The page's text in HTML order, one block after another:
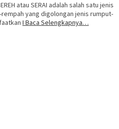
atau SERAI adalah salah satu jenis
yang digolongan jenis rumput-
I Baca Selengkapnya…